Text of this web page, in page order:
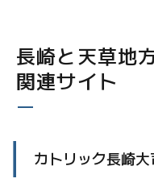
長崎と天草地
関連サイト
カトリック長崎